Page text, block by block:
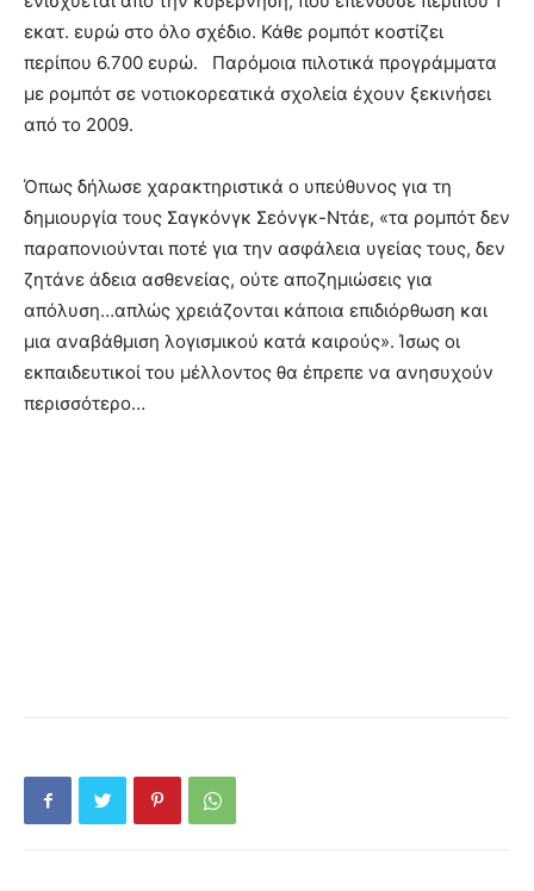
εκατ. ευρώ στο όλο σχέδιο. Κάθε ρομπότ κοστίζει
περίπου 6.700 ευρώ. Παρόμοια πιλοτικά προγράμματα
με ρομπότ σε νοτιοκορεατικά σχολεία έχουν ξεκινήσει
από το 2009.
Όπως δήλωσε χαρακτηριστικά ο υπεύθυνος για τη
δημιουργία τους Σαγκόνγκ Σεόνγκ-Ντάε, «τα ρομπότ δεν
παραπονιούνται ποτέ για την ασφάλεια υγείας τους, δεν
ζητάνε άδεια ασθενείας, ούτε αποζημιώσεις για
απόλυση…απλώς χρειάζονται κάποια επιδιόρθωση και
μια αναβάθμιση λογισμικού κατά καιρούς». Ίσως οι
εκπαιδευτικοί του μέλλοντος θα έπρεπε να ανησυχούν
περισσότερο…